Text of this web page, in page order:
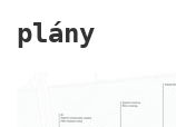
plány